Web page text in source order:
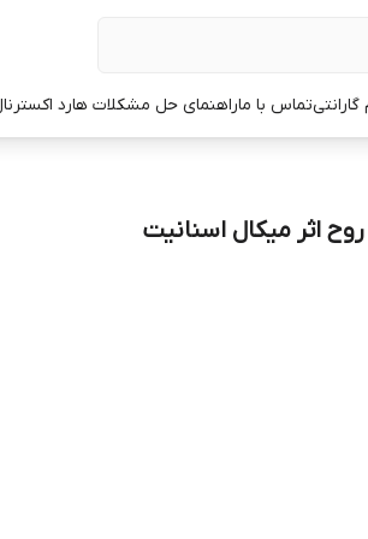
گارانتیتماس با ماراهنمای حل مشکلات هارد
اثر میکال اسنانیت